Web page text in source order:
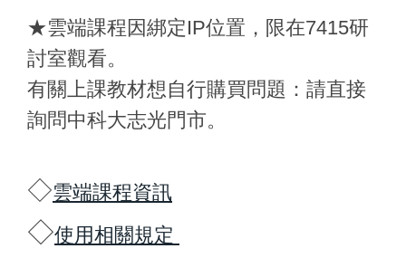
★雲端課程因綁定IP位置，限在7415研
討室觀看。
有關上課教材想自行購買問題：請直接
詢問中科大志光門市。
◇雲端課程資訊
◇使用相關規定